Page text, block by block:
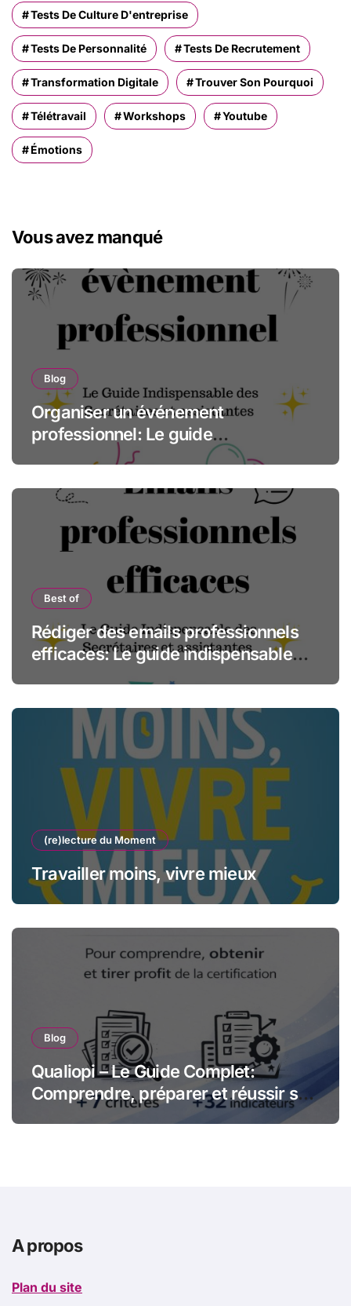
Tests De Culture D'entreprise
Tests De Personnalité Tests De Recrutement
Transformation Digitale Trouver Son Pourquoi
Télétravail Workshops Youtube
Émotions
Vous avez manqué
Blog
Organiser un événement
professionnel: Le guide
indispensable des assistantes et
Best of
Rédiger des emails professionnels
efficaces: Le guide indispensable
(re)lecture du Moment
Travailler moins, vivre mieux
Blog
Qualiopi – Le Guide Complet:
Comprendre, préparer et réussir sa
certification qualité pour les
A propos
Plan du site